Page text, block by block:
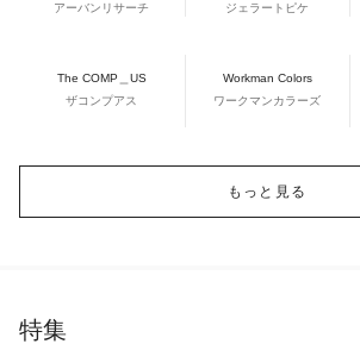
アーバンリサーチ
ジェラートピケ
The COMP＿US
ザコンプアス
Workman Colors
ワークマンカラーズ
もっと見る
特集